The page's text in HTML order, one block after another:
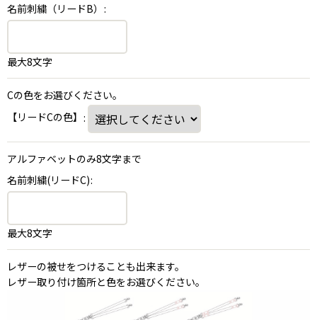
名前刺繍（リードB） :
最大8文字
Cの色をお選びください。
【リードCの色】 :
アルファベットのみ8文字まで
名前刺繍(リードC):
最大8文字
レザーの被せをつけることも出来ます。
レザー取り付け箇所と色をお選びください。